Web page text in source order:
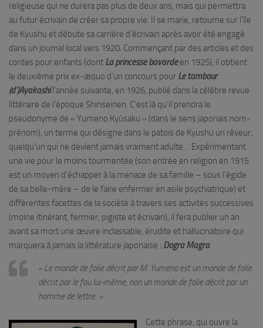
religieuse qui ne durera pas plus de deux ans, mais qui permettra
au futur écrivain de créer sa propre vie. Il se marie, retourne sur l’île
de Kyushu et débute sa carrière d’écrivain après avoir été engagé
dans un journal local vers 1920. Commençant par des articles et des
contes pour enfants (dont La princesse bavardeen 1925), il obtient
le deuxième prix ex-æquo d’un concours pour Le tambour
(d’)Ayakashil’année suivante, en 1926, publié dans la célèbre revue
littéraire de l’époque Shinseinen. C’est là qu’il prendra le
pseudonyme de « Yumeno Kyûsaku » (dans le sens japonais nom-
prénom), un terme qui désigne dans le patois de Kyushu un rêveur,
quelqu’un qui ne devient jamais vraiment adulte… Expérimentant
une vie pour le moins tourmentée (son entrée en religion en 1915
est un moyen d’échapper à la menace de sa famille – sous l’égide
de sa belle-mère – de le faire enfermer en asile psychiatrique) et
différentes facettes de la société à travers ses activités successives
(moine itinérant, fermier, pigiste et écrivain), il fera publier un an
avant sa mort une œuvre inclassable, érudite et hallucinatoire qui
marquera à jamais la littérature japonaise : Dogra Magra.
« Le monde de folie décrit par M. Yumeno est un monde de folie
décrit par le fou lui-même, non un monde de folie décrit par un
homme de lettre. »
Cette phrase, qui ouvre la